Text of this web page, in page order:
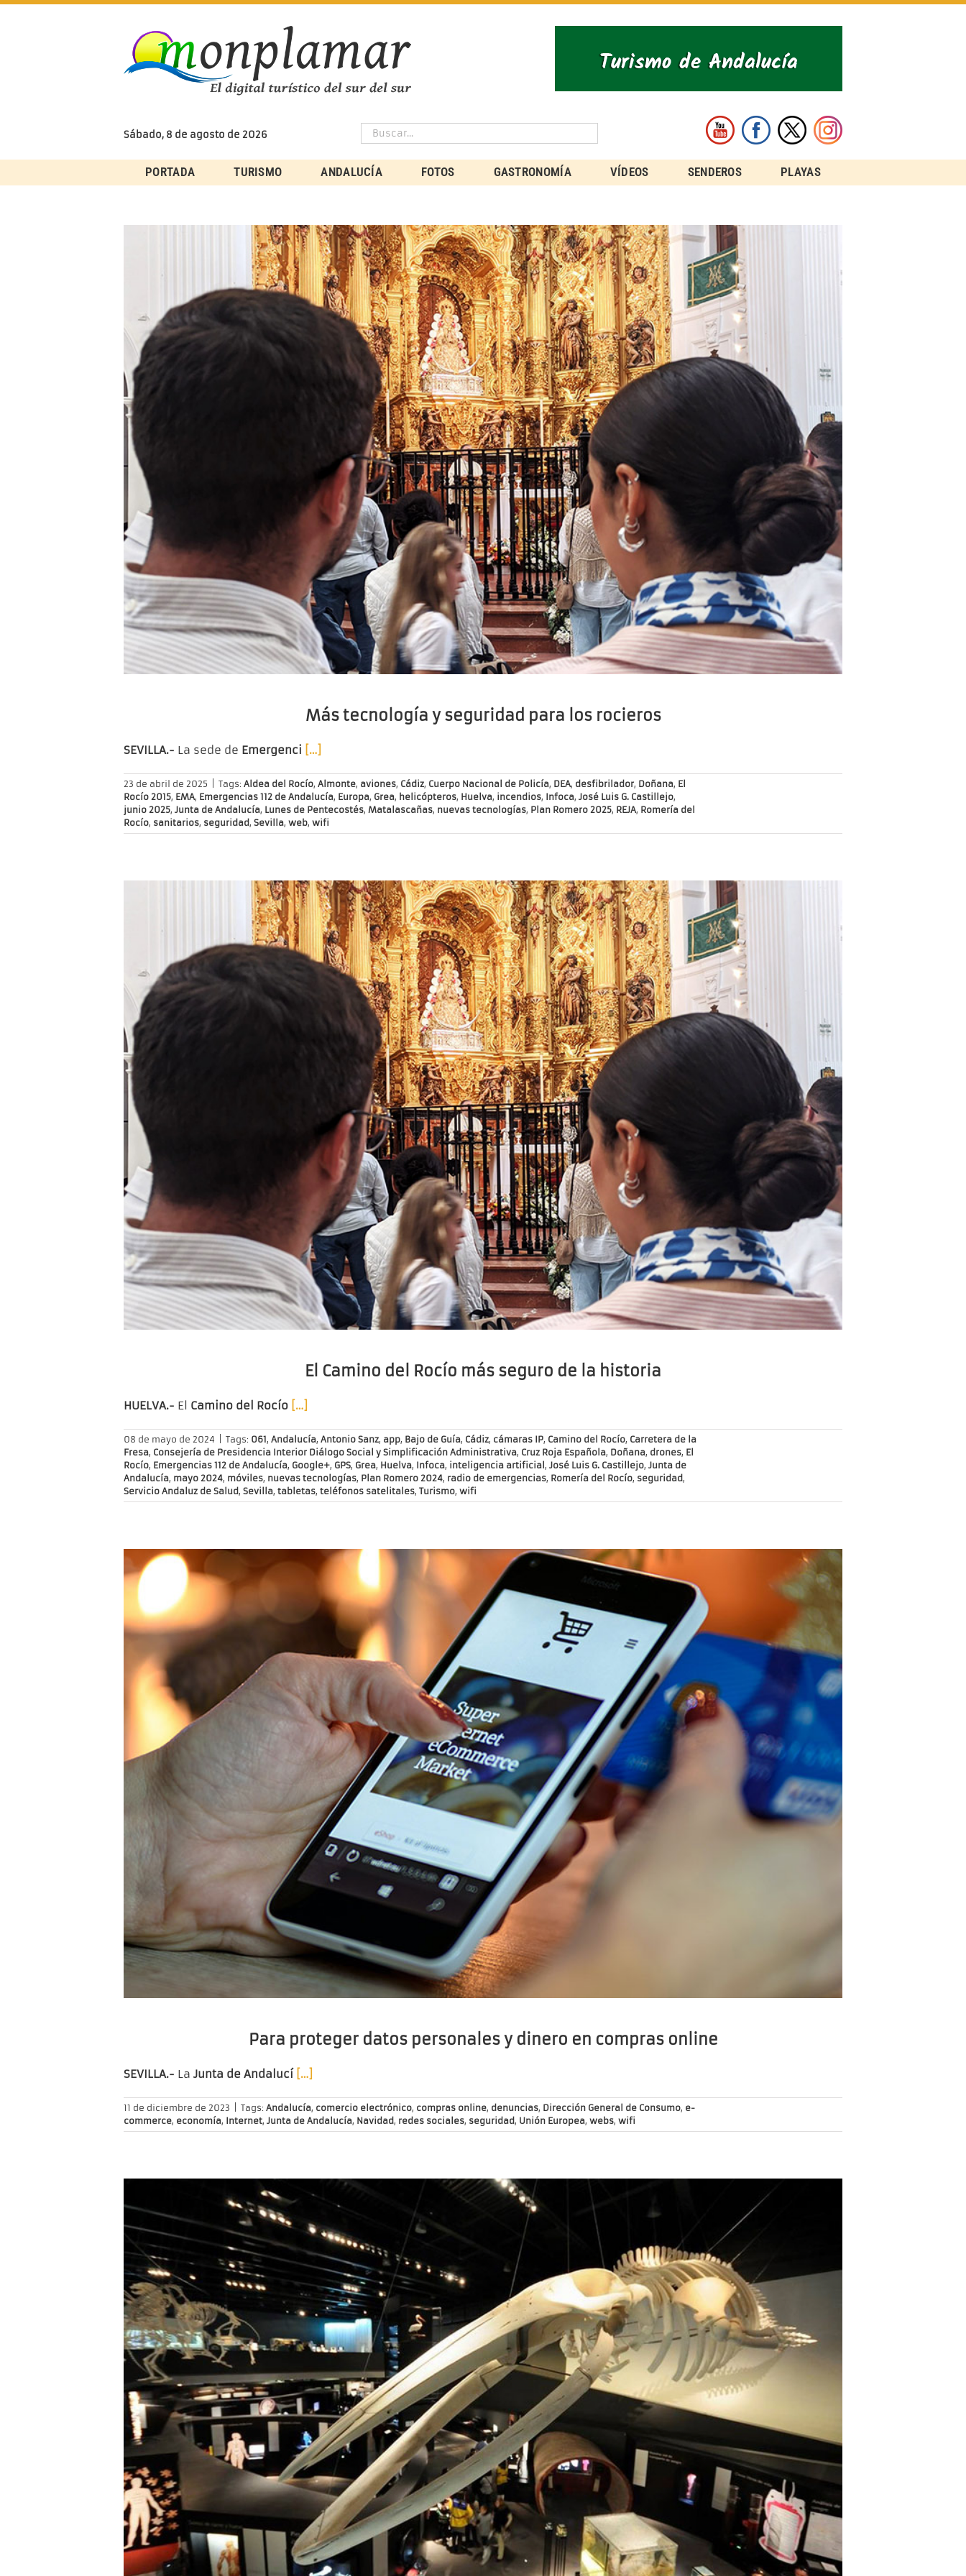
Skip
Sábado, 8 de agosto de 2026
PORTADA TURISMO ANDALUCÍA FOTOS GASTRONOMÍA VÍDEOS SENDEROS PLAYAS
Más tecnología y seguridad para los rocieros
SEVILLA.- La sede de Emergenci […]
23 de abril de 2025 Tags: Aldea del Rocío, Almonte, aviones, Cádiz, Cuerpo Nacional de Policía, DEA, desfibrilador, Doñana, El
Rocío 2015, EMA, Emergencias 112 de Andalucía, Europa, Grea, helicópteros, Huelva, incendios, Infoca, José Luis G. Castillejo,
junio 2025, Junta de Andalucía, Lunes de Pentecostés, Matalascañas, nuevas tecnologías, Plan Romero 2025, REJA, Romería del
Rocío, sanitarios, seguridad, Sevilla, web, wifi
El Camino del Rocío más seguro de la historia
HUELVA.- El Camino del Rocío […]
08 de mayo de 2024 Tags: 061, Andalucía, Antonio Sanz, app, Bajo de Guía, Cádiz, cámaras IP, Camino del Rocío, Carretera de la
Fresa, Consejería de Presidencia Interior Diálogo Social y Simplificación Administrativa, Cruz Roja Española, Doñana, drones, El
Rocío, Emergencias 112 de Andalucía, Google+, GPS, Grea, Huelva, Infoca, inteligencia artificial , José Luis G. Castillejo, Junta de
Andalucía, mayo 2024, móviles, nuevas tecnologías, Plan Romero 2024, radio de emergencias, Romería del Rocío, seguridad,
Servicio Andaluz de Salud, Sevilla, tabletas, teléfonos satelitales, Turismo, wifi
Para proteger datos personales y dinero en compras online
SEVILLA.- La Junta de Andalucí […]
11 de diciembre de 2023 Tags: Andalucía, comercio electrónico, compras online, denuncias, Dirección General de Consumo, e-
commerce, economía, Internet, Junta de Andalucía, Navidad, redes sociales, seguridad, Unión Europea, webs, wifi